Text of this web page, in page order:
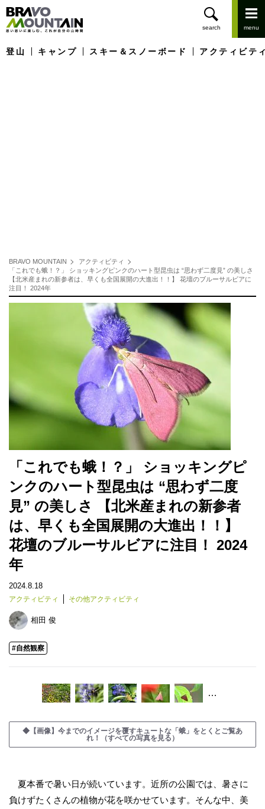
登山 キャンプ スキー＆スノーボード アクティビテ
BRAVO MOUNTAIN
アクティビティ
「これでも蛾！？」 ショッキングピンクのハート型昆虫は “思わず二度見” の美しさ
【北米産まれの新参者は、早くも全国展開の大進出！！】 花壇のブルーサルビアに
注目！ 2024年
「これでも蛾！？」 ショッキングピ
ンクのハート型昆虫は “思わず二度
見” の美しさ 【北米産まれの新参者
は、早くも全国展開の大進出！！】
花壇のブルーサルビアに注目！ 2024
年
2024.8.18
アクティビティ その他アクティビティ
相田 俊
#自然観察
…
◆【画像】今までのイメージを覆すキュートな「蛾」をとくとご覧あ
れ！（すべての写真を見る）
夏本番で暑い日が続いています。近所の公園では、暑さに
負けずたくさんの植物が花を咲かせています。そんな中、美